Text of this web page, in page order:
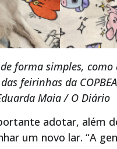
forma simples,
feirinhas da
Maia / O Diário
adotar, além
um novo lar. “A